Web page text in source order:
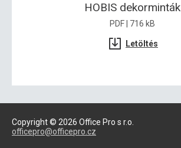
HOBIS dekorminták
PDF | 716 kB
Letöltés
Copyright © 2026 Office Pro s r.o.
officepro@officepro.cz